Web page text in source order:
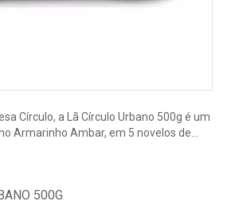
Círculo, a Lã Círculo Urbano 500g é um
Armarinho Ambar, em 5 novelos de
perfeito para a produção de
500G